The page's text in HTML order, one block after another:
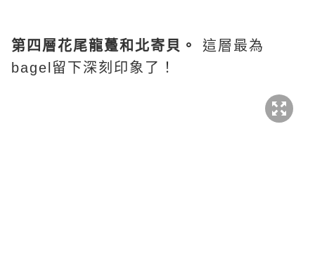
第四層花尾龍躉和北寄貝。
這層最為
bagel留下深刻印象了！